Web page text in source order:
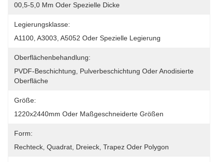
00,5-5,0 Mm Oder Spezielle Dicke
Legierungsklasse:
A1100, A3003, A5052 Oder Spezielle Legierung
Oberflächenbehandlung:
PVDF-Beschichtung, Pulverbeschichtung Oder Anodisierte
Oberfläche
Größe:
1220x2440mm Oder Maßgeschneiderte Größen
Form:
Rechteck, Quadrat, Dreieck, Trapez Oder Polygon